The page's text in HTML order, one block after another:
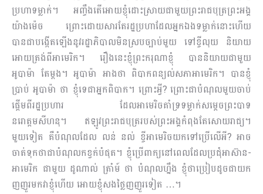
ប្រហាទម្លាក់។ អញ្ចឹងតើអោយ​ខ្ញុំដោះស្រាយជាមួយព្រះរាជបុត្រព្រះអង្គ
យ៉ាងម៉េច ព្រោះដោយសារតែរដ្ឋប្រហាដែលអ្នកឯងទម្លាក់នោះហើយ
បានជាបង្កើតឡើងនូវរដ្ឋាភិបាលមិនស្របច្បាប់មួយ ទៅខ្ចីលុយ និយាយ
អោយត្រង់ពីអាមេរិក។ រឿងនេះខ្ញុំព្រះករុណាខ្ញុំ បាននិយាយជាមួយ
អូបាម៉ា តែម្ដង។ អូបាម៉ា អាងថា ពិបាកពន្យល់សភាអាមេរិក។ បានខ្ញុំ
ប្រាប់ អូបាម៉ា ថា ខ្ញុំទេជាអ្នកពិបាក។ ព្រោះអ្វី? ព្រោះជាបំណុលមួយចាប់
ផ្ដើមពីរដ្ឋប្រហារ ដែលអាមេរិចគាំទ្រទម្លាក់សម្ដេចព្រះបាទ
នរោត្តមសីហនុ។ ឥឡូវព្រះរាជបុត្ររបស់ព្រះអង្គកំពុងតែសោយរាជ្យ។
មួយទៀត គឺបំណុលដែល លន់ នល់ ខ្ចីអាមេរិចយកទៅប្រើលើអី? អាច
ចាត់ទុកថាជាបំណុលកខ្វក់បំផុត។ ខ្ញុំប្រើពាក្យនៅពេលដែលប្រជុំអាស៊ាន-
អាមេរិក​ ជាមួយ ដូណាល់ ត្រាំម៍ ថា បំណុលហ្នឹង​ ខ្ញុំថាប្រៀបដូចជាយក
ញញួរមកវាខ្ញុំហើយ អោយខ្ញុំសងថ្លៃញញួរទៀត …។